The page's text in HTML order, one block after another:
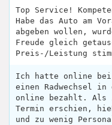
Top Service!
Habe das Auto am
abgeben wollen,
Freude gleich
Preis-/Leistung
Ich hatte online
einen Radwechsel
online bezahlt. Als
Termin erschien,
und zu wenig